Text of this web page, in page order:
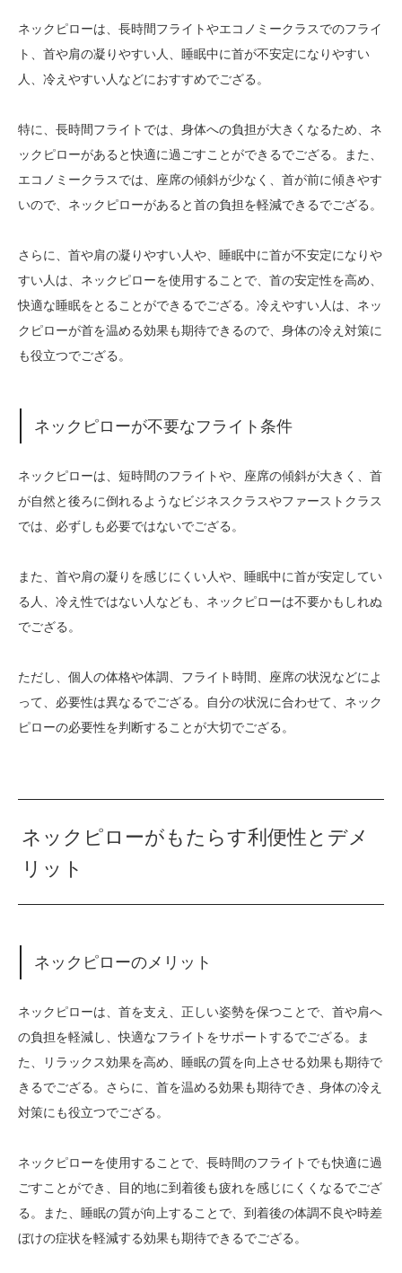
ネックピローは、長時間フライトやエコノミークラスでのフライ
ト、首や肩の凝りやすい人、睡眠中に首が不安定になりやすい
人、冷えやすい人などにおすすめでござる。
特に、長時間フライトでは、身体への負担が大きくなるため、ネ
ックピローがあると快適に過ごすことができるでござる。また、
エコノミークラスでは、座席の傾斜が少なく、首が前に傾きやす
いので、ネックピローがあると首の負担を軽減できるでござる。
さらに、首や肩の凝りやすい人や、睡眠中に首が不安定になりや
すい人は、ネックピローを使用することで、首の安定性を高め、
快適な睡眠をとることができるでござる。冷えやすい人は、ネッ
クピローが首を温める効果も期待できるので、身体の冷え対策に
も役立つでござる。
ネックピローが不要なフライト条件
ネックピローは、短時間のフライトや、座席の傾斜が大きく、首
が自然と後ろに倒れるようなビジネスクラスやファーストクラス
では、必ずしも必要ではないでござる。
また、首や肩の凝りを感じにくい人や、睡眠中に首が安定してい
る人、冷え性ではない人なども、ネックピローは不要かもしれぬ
でござる。
ただし、個人の体格や体調、フライト時間、座席の状況などによ
って、必要性は異なるでござる。自分の状況に合わせて、ネック
ピローの必要性を判断することが大切でござる。
ネックピローがもたらす利便性とデメ
リット
ネックピローのメリット
ネックピローは、首を支え、正しい姿勢を保つことで、首や肩へ
の負担を軽減し、快適なフライトをサポートするでござる。ま
た、リラックス効果を高め、睡眠の質を向上させる効果も期待で
きるでござる。さらに、首を温める効果も期待でき、身体の冷え
対策にも役立つでござる。
ネックピローを使用することで、長時間のフライトでも快適に過
ごすことができ、目的地に到着後も疲れを感じにくくなるでござ
る。また、睡眠の質が向上することで、到着後の体調不良や時差
ぼけの症状を軽減する効果も期待できるでござる。